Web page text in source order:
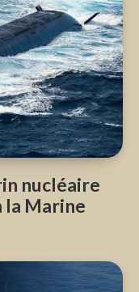
nucléaire
la Marine